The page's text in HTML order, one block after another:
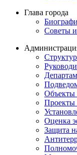
Глава города
Советы и
Объекты
Проекты
Оценка
Защита